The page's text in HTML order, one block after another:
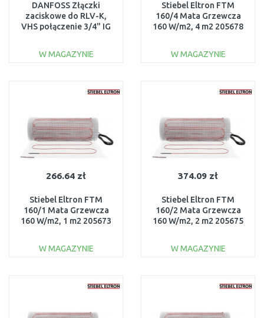
DANFOSS Złączki
zaciskowe do RLV-K,
VHS połączenie 3/4" IG
W MAGAZYNIE
Do porównania
Stiebel Eltron FTM
160/4 Mata Grzewcza
160 W/m2, 4 m2 205678
W MAGAZYNIE
Do porównania
266.64 zł
Stiebel Eltron FTM
160/1 Mata Grzewcza
160 W/m2, 1 m2 205673
W MAGAZYNIE
Do porównania
374.09 zł
Stiebel Eltron FTM
160/2 Mata Grzewcza
160 W/m2, 2 m2 205675
W MAGAZYNIE
Do porównania